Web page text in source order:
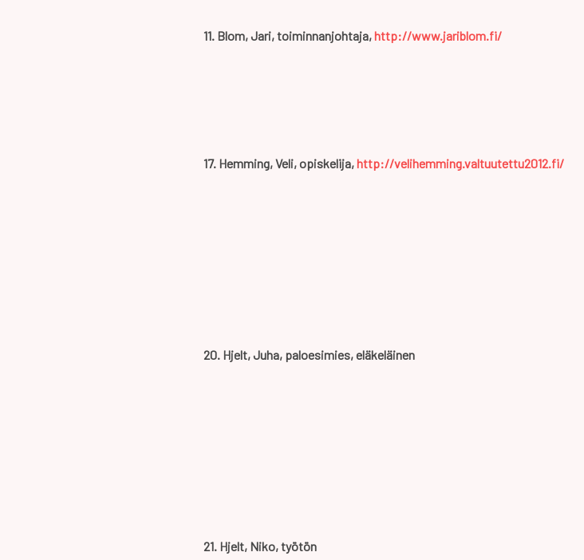
11. Blom, Jari, toiminnanjohtaja,http://www.jariblom.fi/
17. Hemming, Veli, opiskelija,http://velihemming.valtuutettu2012.fi/
20. Hjelt, Juha, paloesimies, eläkeläinen
21. Hjelt, Niko, työtön